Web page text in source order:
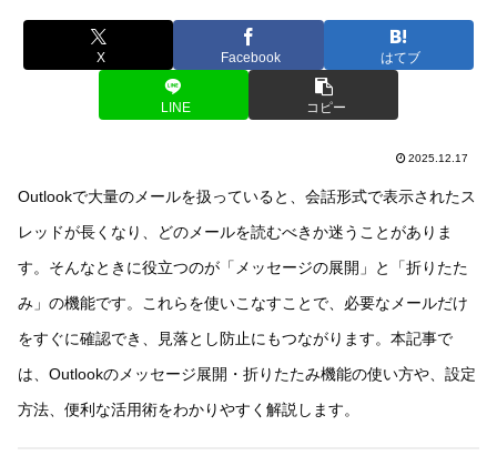
X Facebook はてブ
LINE コピー
2025.12.17
Outlookで大量のメールを扱っていると、会話形式で表示されたス
レッドが長くなり、どのメールを読むべきか迷うことがありま
す。そんなときに役立つのが「メッセージの展開」と「折りたた
み」の機能です。これらを使いこなすことで、必要なメールだけ
をすぐに確認でき、見落とし防止にもつながります。本記事で
は、Outlookのメッセージ展開・折りたたみ機能の使い方や、設定
方法、便利な活用術をわかりやすく解説します。